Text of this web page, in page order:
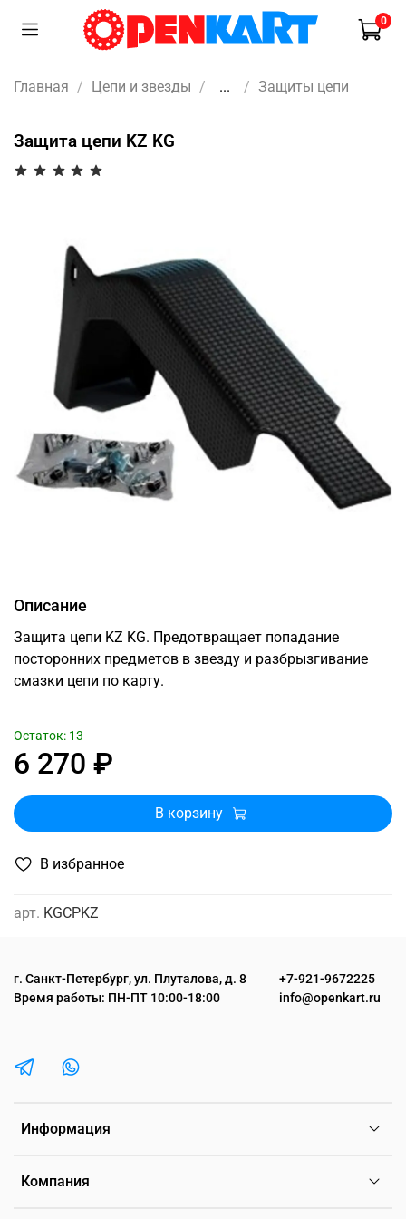
0
Главная Цепи и звезды ... Защиты цепи
Защита цепи KZ KG
В избранное
арт. KGCPKZ
Описание
Защита цепи KZ KG. Предотвращает попадание
посторонних предметов в звезду и разбрызгивание
смазки цепи по карту.
6 270 ₽
Остаток: 13
В корзину
Информация
Компания
г. Санкт-Петербург, ул. Плуталова, д. 8
Время работы: ПН-ПТ 10:00-18:00
+7-921-9672225
info@openkart.ru